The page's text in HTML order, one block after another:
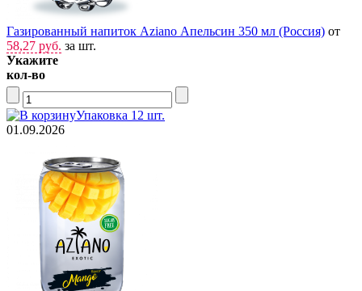
Газированный напиток Aziano Апельсин 350 мл (Россия) от
58,27 руб. за шт.
Укажите
кол-во
Упаковка 12 шт.
01.09.2026